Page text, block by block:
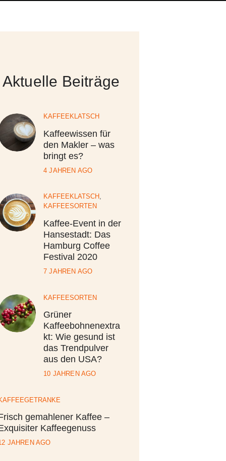
Aktuelle Beiträge
KAFFEEKLATSCH
Kaffeewissen für
den Makler – was
bringt es?
4 JAHREN AGO
KAFFEEKLATSCH,
KAFFEESORTEN
Kaffee-Event in der
Hansestadt: Das
Hamburg Coffee
Festival 2020
7 JAHREN AGO
KAFFEESORTEN
Grüner
Kaffeebohnenextra
kt: Wie gesund ist
das Trendpulver
aus den USA?
10 JAHREN AGO
gemahlener Kaffee –
Kaffeegenuss
JAHREN AGO